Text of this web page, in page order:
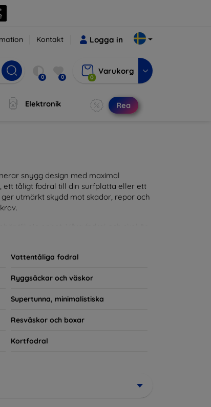
Kontakt Logga in
0 0 0
Varukorg
Elektronik Rea
snygg design med maximal
ett tåligt fodral till din surfplatta eller ett
utmärkt skydd mot skador, repor och
av din vardagsoutfit. För teknikälskare
Vattentåliga fodral
Ryggsäckar och väskor
Supertunna, minimalistiska
Resväskor och boxar
Kortfodral